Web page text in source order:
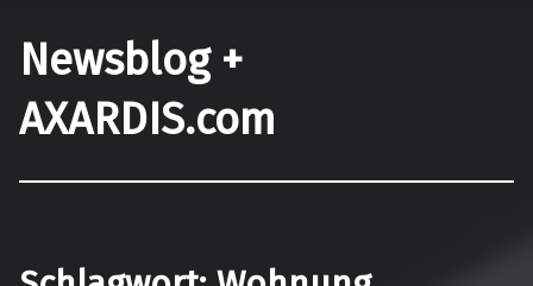
Newsblog +
AXARDIS.com